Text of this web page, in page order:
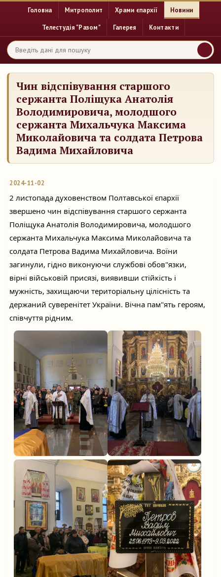
Головна Митрополит Храми єпархії Новини
Телестудія "Разом" Галерея Контакти
Чин відспівування старшого
сержанта Поліщука Анатолія
Володимировича, молодшого
сержанта Михальчука Максима
Миколайовича та солдата Петрова
Вадима Михайловича
2024-11-02
2 листопада духовенством Полтавської єпархії
звершено чин відспівування старшого сержанта
Поліщука Анатолія Володимировича, молодшого
сержанта Михальчука Максима Миколайовича та
солдата Петрова Вадима Михайловича. Воїни
загинули, гідно виконуючи службові обов"язки,
вірні військовій присязі, виявивши стійкість і
мужність, захищаючи територіальну цілісність та
держаний суверенітет України. Вічна пам"ять героям,
співчуття рідним.